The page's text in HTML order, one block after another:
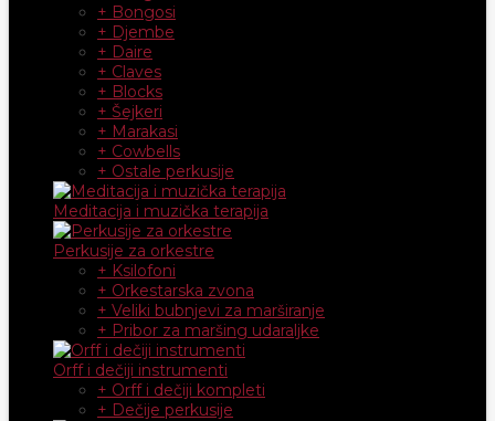
+ Bongosi
+ Djembe
+ Daire
+ Claves
+ Blocks
+ Šejkeri
+ Marakasi
+ Cowbells
+ Ostale perkusije
Meditacija i muzička terapija
Perkusije za orkestre
+ Ksilofoni
+ Orkestarska zvona
+ Veliki bubnjevi za marširanje
+ Pribor za maršing udaraljke
Orff i dečiji instrumenti
+ Orff i dečiji kompleti
+ Dečije perkusije